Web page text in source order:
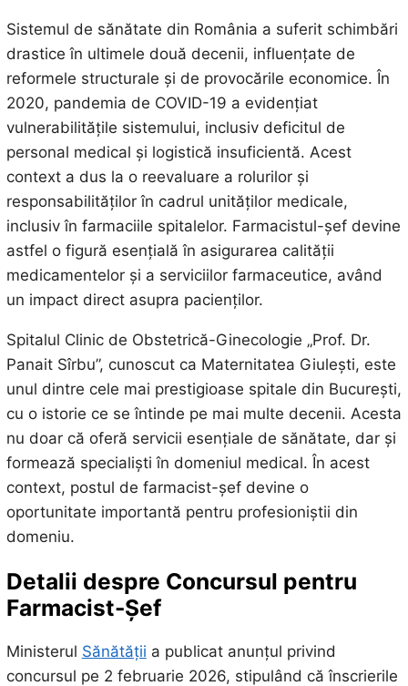
Sistemul de sănătate din România a suferit schimbări
drastice în ultimele două decenii, influențate de
reformele structurale și de provocările economice. În
2020, pandemia de COVID-19 a evidențiat
vulnerabilitățile sistemului, inclusiv deficitul de
personal medical și logistică insuficientă. Acest
context a dus la o reevaluare a rolurilor și
responsabilităților în cadrul unităților medicale,
inclusiv în farmaciile spitalelor. Farmacistul-șef devine
astfel o figură esențială în asigurarea calității
medicamentelor și a serviciilor farmaceutice, având
un impact direct asupra pacienților.
Spitalul Clinic de Obstetrică-Ginecologie „Prof. Dr.
Panait Sîrbu”, cunoscut ca Maternitatea Giulești, este
unul dintre cele mai prestigioase spitale din București,
cu o istorie ce se întinde pe mai multe decenii. Acesta
nu doar că oferă servicii esențiale de sănătate, dar și
formează specialiști în domeniul medical. În acest
context, postul de farmacist-șef devine o
oportunitate importantă pentru profesioniștii din
domeniu.
Detalii despre Concursul pentru
Farmacist-Șef
Ministerul Sănătății a publicat anunțul privind
concursul pe 2 februarie 2026, stipulând că înscrierile